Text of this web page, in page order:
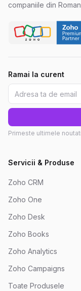
companiile din
Ramai la curent
Primeste ultimele
Servicii & Produse
Zoho CRM
Zoho One
Zoho Desk
Zoho Books
Zoho Analytics
Zoho Campaigns
Toate Produsele